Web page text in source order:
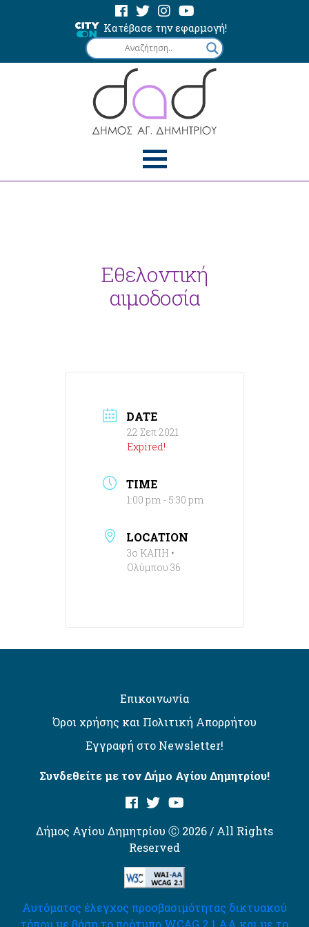
Κατέβασε την εφαρμογή!
Εθελοντική
αιμοδοσία
DATE
22 Σεπ 2021
Expired!
TIME
1:00 pm - 5:30 pm
LOCATION
3ο ΚΑΠΗ •
Ολύμπου 36
Επικοινωνία
Όροι χρήσης και Πολιτική Απορρήτου
Εγγραφή στο Newsletter!
Συνδεθείτε με τον Δήμο Αγίου Δημητρίου!
Δήμος Αγίου Δημητρίου Ⓒ 2026 / All Rights
Reserved
Αυτόματος έλεγχος προσβασιμότητας δικτυακού
τόπου με βάση το πρότυπο WCAG 2.1 AA και με το